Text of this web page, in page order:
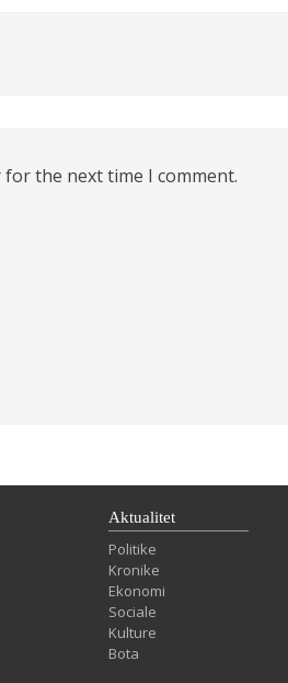
the next time I comment.
Aktualitet
Politike
Kronike
Ekonomi
Sociale
Kulture
Bota